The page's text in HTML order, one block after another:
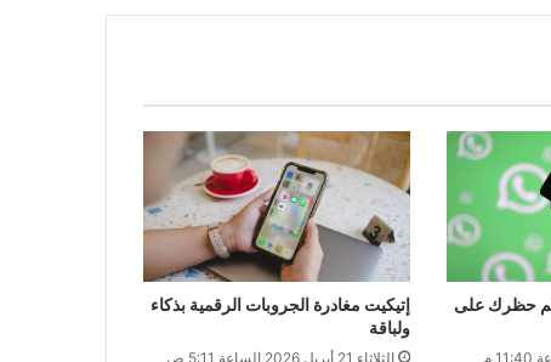
تم حظرك على
إتيكيت مغادرة الجروبات الرقمية بذكاء
ولباقة
الثلاثاء 21 أبريل 2026 الساعة 5:11 ص